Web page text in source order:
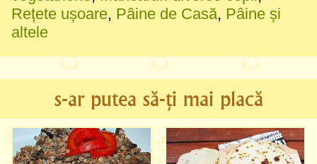
Rețete ușoare, Pâine de Casă, Pâine și
altele
s-ar putea să-ți mai placă